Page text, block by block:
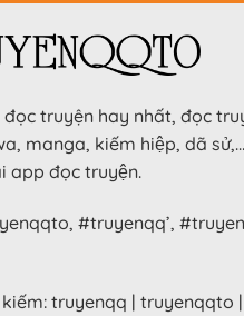
truyện hay nhất, đọc
manga, kiếm hiệp, dã
app đọc truyện.
#truyenqq’,
truyenqq | truyenqqto